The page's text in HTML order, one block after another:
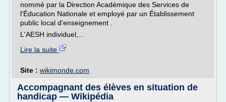
nommé par la Direction Académique des Services de
l'Éducation Nationale et employé par un Établissement
public local d'enseignement .
L'AESH individuel,...
Lire la suite
Site : wikimonde.com
Accompagnant des élèves en situation de
handicap — Wikipédia